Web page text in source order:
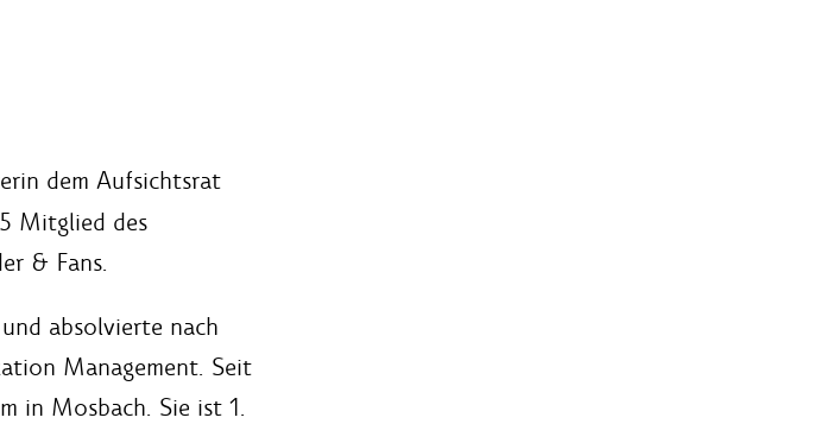
dem Aufsichtsrat
Mitglied des
& Fans.
absolvierte nach
Management. Seit
in Mosbach. Sie ist 1.